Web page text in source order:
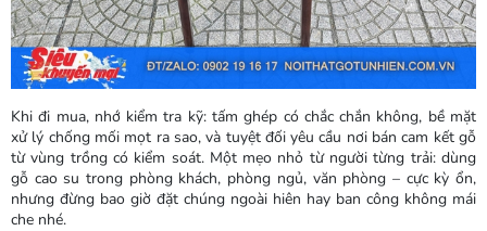
Khi đi mua, nhớ kiểm tra kỹ: tấm ghép có chắc chắn không, bề mặt
xử lý chống mối mọt ra sao, và tuyệt đối yêu cầu nơi bán cam kết gỗ
từ vùng trồng có kiểm soát. Một mẹo nhỏ từ người từng trải: dùng
gỗ cao su trong phòng khách, phòng ngủ, văn phòng – cực kỳ ổn,
nhưng đừng bao giờ đặt chúng ngoài hiên hay ban công không mái
che nhé.